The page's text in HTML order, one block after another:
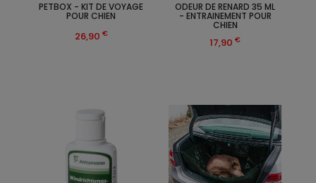
PETBOX - KIT DE VOYAGE
POUR CHIEN
26,90 €
ODEUR DE RENARD 35 ML
- ENTRAINEMENT POUR
CHIEN
17,90 €